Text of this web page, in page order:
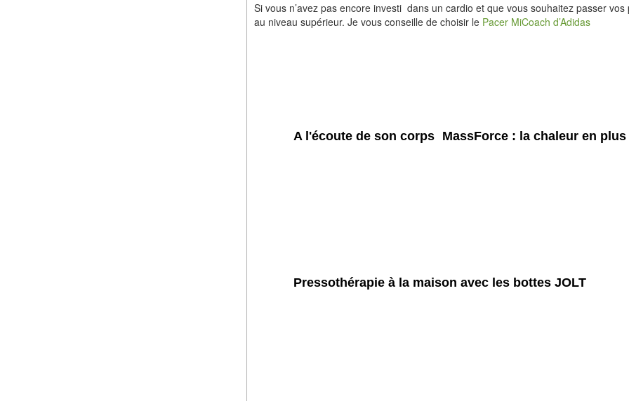
Si vous n’avez pas encore investi dans un cardio et que vous souhaitez passer
au niveau supérieur. Je vous conseille de choisir le Pacer MiCoach d’Adidas
A l'écoute de son corps MassForce : la chaleur en plus
Pressothérapie à la maison avec les bottes JOLT